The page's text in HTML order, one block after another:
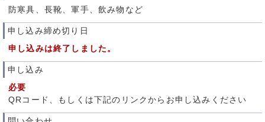
防寒具、長靴、軍手、飲み物など
申し込み締め切り日
申し込みは終了しました。
申し込み
必要
QRコード、もしくは下記のリンクからお申し込みください